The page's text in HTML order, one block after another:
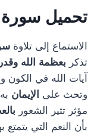
تحميل سورة
الاستماع إلى تلاوة
تذكر بعظمة الله
آيات الله في الكون
وتحث على
الإيمان
مؤثر تثير الشعور
بأن النعم التي